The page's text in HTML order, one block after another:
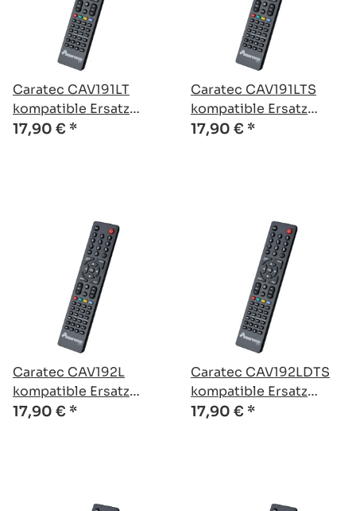
Caratec CAV191LT
kompatible Ersatz
Fernbedienung
17,90 € *
Caratec CAV191LTS
kompatible Ersatz
Fernbedienung
17,90 € *
Caratec CAV192L
kompatible Ersatz
Fernbedienung
17,90 € *
Caratec CAV192LDTS
kompatible Ersatz
Fernbedienung
17,90 € *